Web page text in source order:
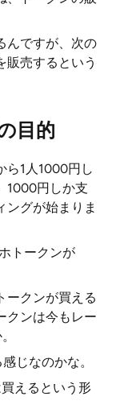
んですが、次の
販売するという
目的
ら1人1000円し
1000円しか支
ングが始まりま
トークンが
ークンが買える
クンは今もレー
じなのかな。
えるという形